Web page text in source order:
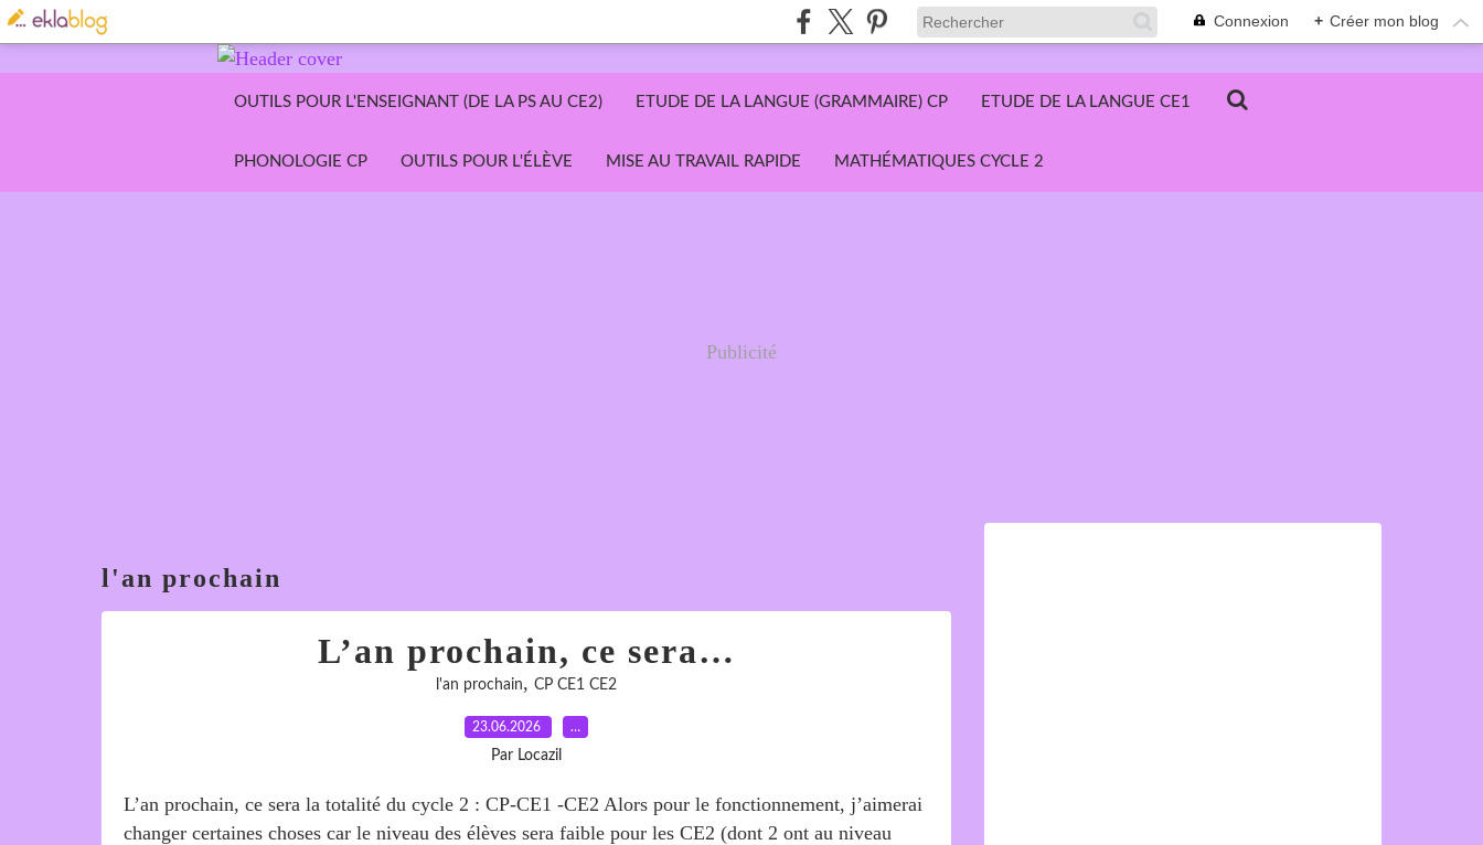
Connexion + Créer mon blog
OUTILS POUR L'ENSEIGNANT (DE LA PS AU CE2) ETUDE DE LA LANGUE (GRAMMAIRE) CP ETUDE DE LA LANGUE CE1
PHONOLOGIE CP OUTILS POUR L'ÉLÈVE MISE AU TRAVAIL RAPIDE MATHÉMATIQUES CYCLE 2
Publicité
l'an prochain
L’an prochain, ce sera…
l'an prochain, CP CE1 CE2
23.06.2026 …
Par Locazil
L’an prochain, ce sera la totalité du cycle 2 : CP-CE1 -CE2 Alors pour le fonctionnement, j’aimerai
changer certaines choses car le niveau des élèves sera faible pour les CE2 (dont 2 ont au niveau